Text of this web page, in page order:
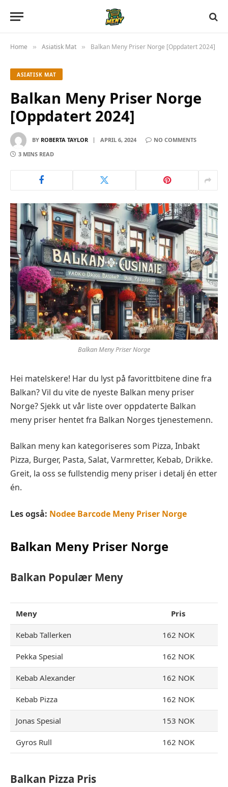
Home » Asiatisk Mat » Balkan Meny Priser Norge [Oppdatert 2024]
ASIATISK MAT
Balkan Meny Priser Norge
[Oppdatert 2024]
BY ROBERTA TAYLOR APRIL 6, 2024
NO COMMENTS
3 MINS READ
Balkan Meny Priser Norge
Hei matelskere! Har du lyst på favorittbitene dine fra
Balkan? Vil du vite de nyeste Balkan meny priser
Norge? Sjekk ut vår liste over oppdaterte Balkan
meny priser hentet fra Balkan Norges tjenestemenn.
Balkan meny kan kategoriseres som Pizza, Inbakt
Pizza, Burger, Pasta, Salat, Varmretter, Kebab, Drikke.
Greit, la oss se fullstendig meny priser i detalj én etter
én.
Les også: Nodee Barcode Meny Priser Norge
Balkan Meny Priser Norge
Balkan Populær Meny
Meny Pris
Kebab Tallerken 162 NOK
Pekka Spesial 162 NOK
Kebab Alexander 162 NOK
Kebab Pizza 162 NOK
Jonas Spesial 153 NOK
Gyros Rull 162 NOK
Balkan Pizza Pris